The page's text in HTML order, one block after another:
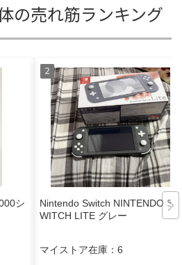
の売れ筋ランキング
シ
Nintendo Switch NINTENDO S
WITCH LITE グレー
マイストア在庫： 6